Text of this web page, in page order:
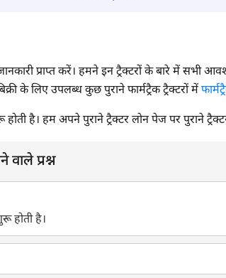
प्राप्त करें। हमने इन ट्रैक्टरों के बारे में सभी
के लिए उपलब्ध कुछ पुराने फार्मट्रैक ट्रैक्टरों में
है। हम अपने पुराने ट्रैक्टर लोन पेज पर पुराने ट्रैक्टर
वाले प्रश्न
होती है।